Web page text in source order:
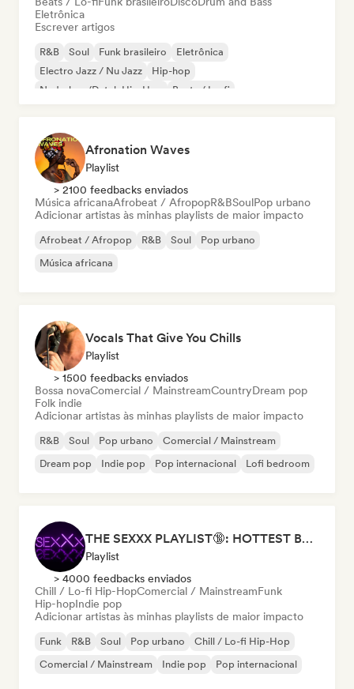
Eletrônica
Escrever artigos
R&B Soul Funk brasileiro
Eletrônica
Electro Jazz / Nu Jazz
Hip-hop
Nederhop/Dutch Hip-Hop
Beats / Lo-fi
Afronation Waves
Playlist
> 2100 feedbacks enviados
Música africanaAfrobeat / AfropopR&BSoulPop urbano
Adicionar artistas às minhas playlists de maior impacto
Afrobeat / Afropop R&B Soul
Pop urbano
Música africana
Vocals That Give You Chills
Playlist
> 1500 feedbacks enviados
Bossa novaComercial / MainstreamCountryDream pop
Folk indie
Adicionar artistas às minhas playlists de maior impacto
R&B Soul Pop urbano
Comercial / Mainstream
Dream pop
Indie pop Pop internacional Lofi bedroom
THE SEXXX PLAYLIST🔞: HOTTEST BEDROOM SONGS | SEXUAL APPETITE 👅💦
Playlist
> 4000 feedbacks enviados
Chill / Lo-fi Hip-HopComercial / MainstreamFunk
Hip-hopIndie pop
Adicionar artistas às minhas playlists de maior impacto
Funk R&B Soul Pop urbano
Chill / Lo-fi Hip-Hop
Comercial / Mainstream
Indie pop Pop internacional